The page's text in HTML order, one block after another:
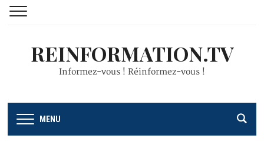
REINFORMATION.TV
Informez-vous ! Réinformez-vous !
MENU